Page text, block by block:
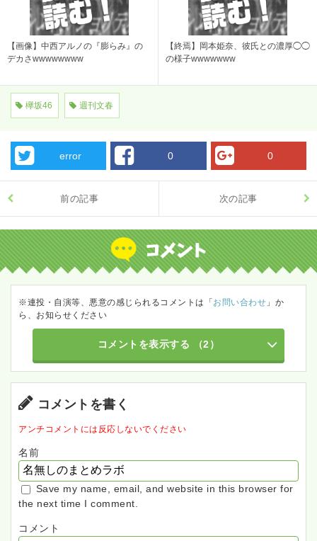
【画像】中西アルノの『膨らみ』の
デカさwwwwwwww
【終焉】岡本姫奈、彼氏との濃厚◯◯
の様子wwwwwww
欅坂46 週刊文春
error 0 0
前の記事 次の記事
※連投・自演等、悪意の感じられるコメントは「お問い合わせ 」か
ら、お知らせください
コメントを表示する （2）
コメントを書く
アンチコメントには反応しないでください
名前
Save my name, email, and website in this browser for
the next time I comment.
コメント